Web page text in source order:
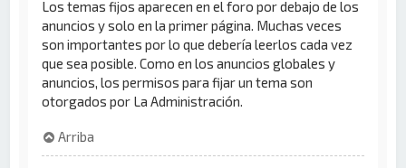
Los temas fijos aparecen en el foro por debajo de los
anuncios y solo en la primer página. Muchas veces
son importantes por lo que debería leerlos cada vez
que sea posible. Como en los anuncios globales y
anuncios, los permisos para fijar un tema son
otorgados por La Administración.
Arriba